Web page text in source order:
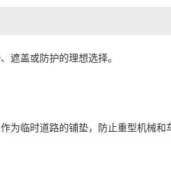
遮盖或防护的理想选择。
为临时道路的铺垫，防止重型机械